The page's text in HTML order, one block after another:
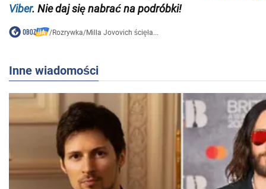
Viber. Nie daj się nabrać na podróbki!
/Rozrywka/Milla Jovovich ścięła...
Inne wiadomości